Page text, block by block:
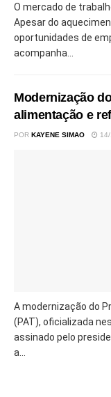
O mercado de
Apesar do
oportunidades de
acompanha...
Modernização
alimentação e
POR KAYENE SIMAO
A modernização do
(PAT), oficializada
assinado pelo
a...